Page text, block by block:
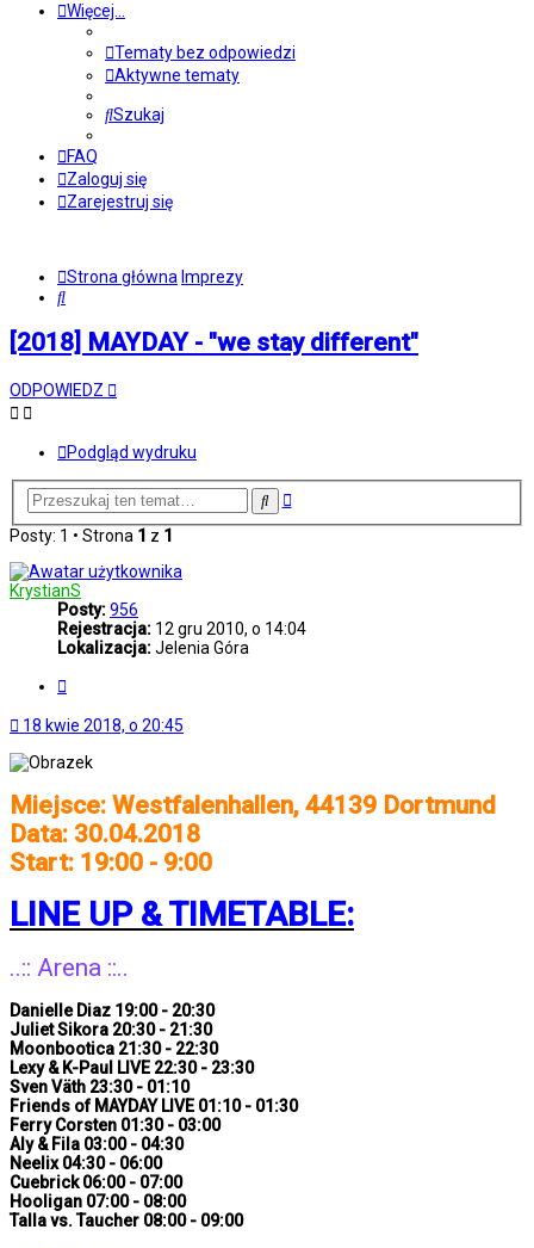
Więcej…
Tematy bez odpowiedzi
Aktywne tematy
Szukaj
FAQ
Zaloguj się
Zarejestruj się
Strona główna Imprezy
Szukaj
[2018] MAYDAY - "we stay different"
ODPOWIEDZ
Podgląd wydruku
SzukajWyszukiwanie
Posty: 1 • Strona 1 z 1
KrystianS
Posty:956
Rejestracja: 12 gru 2010, o 14:04
Lokalizacja:Jelenia Góra
18 kwie 2018, o 20:45
Miejsce: Westfalenhallen, 44139 Dortmund
Data: 30.04.2018
Start: 19:00 - 9:00
LINE UP & TIMETABLE:
..:: Arena ::..
Danielle Diaz 19:00 - 20:30
Juliet Sikora 20:30 - 21:30
Moonbootica 21:30 - 22:30
Lexy & K-Paul LIVE 22:30 - 23:30
Sven Väth 23:30 - 01:10
Friends of MAYDAY LIVE 01:10 - 01:30
Ferry Corsten 01:30 - 03:00
Aly & Fila 03:00 - 04:30
Neelix 04:30 - 06:00
Cuebrick 06:00 - 07:00
Hooligan 07:00 - 08:00
Talla vs. Taucher 08:00 - 09:00